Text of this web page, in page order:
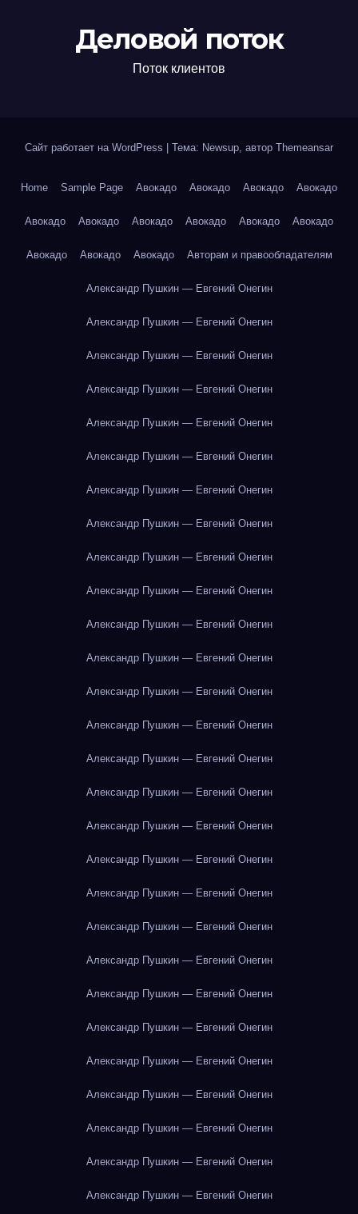
Деловой поток
Поток клиентов
Сайт работает на WordPress Тема: Newsup, автор Themeansar
Home Sample Page Авокадо Авокадо Авокадо Авокадо
Авокадо Авокадо Авокадо Авокадо Авокадо Авокадо
Авокадо Авокадо Авокадо Авторам и правообладателям
Александр Пушкин — Евгений Онегин
Александр Пушкин — Евгений Онегин
Александр Пушкин — Евгений Онегин
Александр Пушкин — Евгений Онегин
Александр Пушкин — Евгений Онегин
Александр Пушкин — Евгений Онегин
Александр Пушкин — Евгений Онегин
Александр Пушкин — Евгений Онегин
Александр Пушкин — Евгений Онегин
Александр Пушкин — Евгений Онегин
Александр Пушкин — Евгений Онегин
Александр Пушкин — Евгений Онегин
Александр Пушкин — Евгений Онегин
Александр Пушкин — Евгений Онегин
Александр Пушкин — Евгений Онегин
Александр Пушкин — Евгений Онегин
Александр Пушкин — Евгений Онегин
Александр Пушкин — Евгений Онегин
Александр Пушкин — Евгений Онегин
Александр Пушкин — Евгений Онегин
Александр Пушкин — Евгений Онегин
Александр Пушкин — Евгений Онегин
Александр Пушкин — Евгений Онегин
Александр Пушкин — Евгений Онегин
Александр Пушкин — Евгений Онегин
Александр Пушкин — Евгений Онегин
Александр Пушкин — Евгений Онегин
Александр Пушкин — Евгений Онегин